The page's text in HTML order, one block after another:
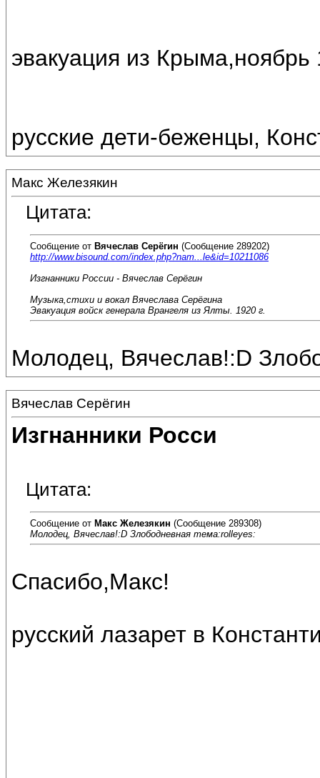
эвакуация из Крыма,ноябрь
русские дети-беженцы,
Макс Железякин
Цитата:
Сообщение от Вячеслав Серёгин (Сообщение 289202)
http://www.bisound.com/index.php?nam...le&id=10211086
Изгнанники России - Вячеслав Серёгин
Музыка,стихи и вокал Вячеслава Серёгина
Эвакуация войск генерала Врангеля из Ялты. 1920 г.
Молодец, Вячеслав!:D
Вячеслав Серёгин
Изгнанники Росси
Цитата:
Сообщение от Макс Железякин (Сообщение 289308)
Молодец, Вячеслав!:D Злободневная тема:rolleyes:
Спасибо,Макс!
русский лазарет в